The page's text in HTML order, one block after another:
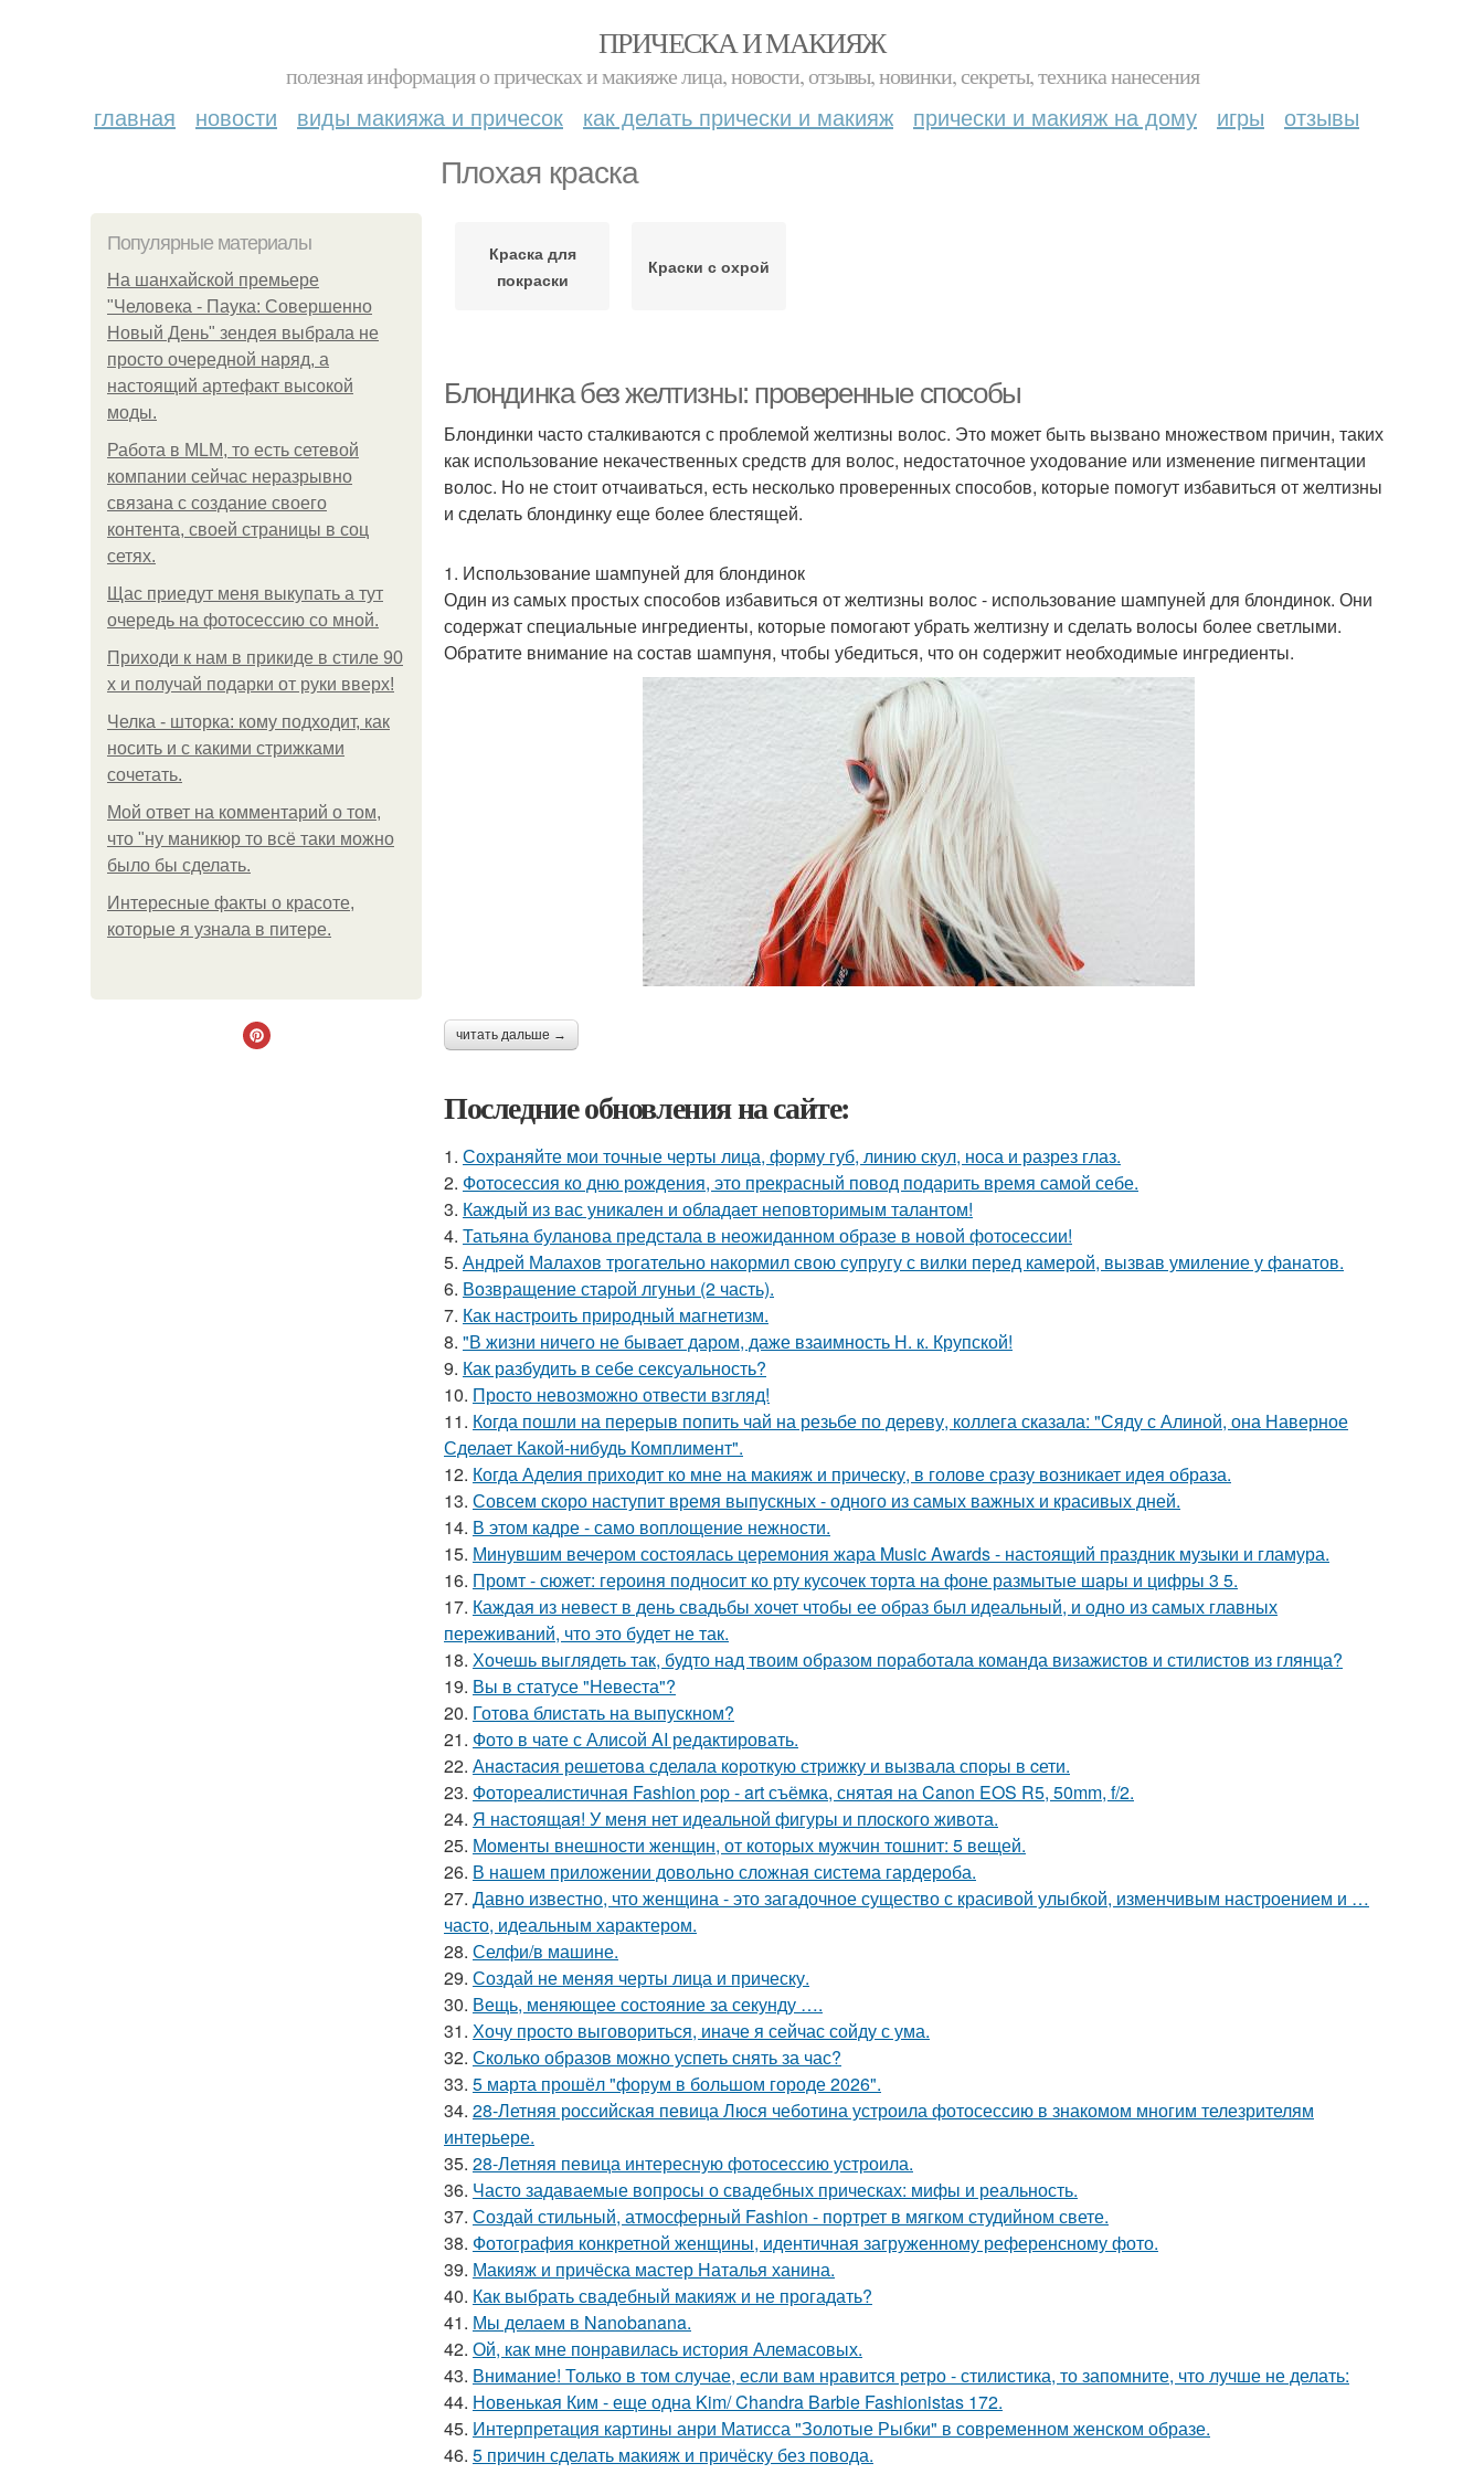
ПРИЧЕСКА И МАКИЯЖ
полезная информация о прическах и макияже лица, новости, отзывы, новинки, секреты, техника нанесения
главная новости виды макияжа и причесок как делать прически и макияж прически и макияж на дому игры отзывы
Плохая краска
Популярные материалы
На шанхайской премьере
"Человека - Паука: Совершенно
Новый День" зендея выбрала не
просто очередной наряд, а
настоящий артефакт высокой
моды.
Работа в MLM, то есть сетевой
компании сейчас неразрывно
связана с создание своего
контента, своей страницы в соц
сетях.
Щас приедут меня выкупать а тут
очередь на фотосессию со мной.
Приходи к нам в прикиде в стиле 90
х и получай подарки от руки вверх!
Челка - шторка: кому подходит, как
носить и с какими стрижками
сочетать.
Мой ответ на комментарий о том,
что "ну маникюр то всё таки можно
было бы сделать.
Интересные факты о красоте,
которые я узнала в питере.
Краска для
покраски
Краски с охрой
Блондинка без желтизны: проверенные способы
Блондинки часто сталкиваются с проблемой желтизны волос. Это может быть вызвано множеством причин, таких
как использование некачественных средств для волос, недостаточное уходование или изменение пигментации
волос. Но не стоит отчаиваться, есть несколько проверенных способов, которые помогут избавиться от желтизны
и сделать блондинку еще более блестящей.
1. Использование шампуней для блондинок
Один из самых простых способов избавиться от желтизны волос - использование шампуней для блондинок. Они
содержат специальные ингредиенты, которые помогают убрать желтизну и сделать волосы более светлыми.
Обратите внимание на состав шампуня, чтобы убедиться, что он содержит необходимые ингредиенты.
читать дальше →
Последние обновления на сайте:
1. Сохраняйте мои точные черты лица, форму губ, линию скул, носа и разрез глаз.
2. Фотосессия ко дню рождения, это прекрасный повод подарить время самой себе.
3. Каждый из вас уникален и обладает неповторимым талантом!
4. Татьяна буланова предстала в неожиданном образе в новой фотосессии!
5. Андрей Малахов трогательно накормил свою супругу с вилки перед камерой, вызвав умиление у фанатов.
6. Возвращение старой лгуньи (2 часть).
7. Как настроить природный магнетизм.
8. "В жизни ничего не бывает даром, даже взаимность Н. к. Крупской!
9. Как разбудить в себе сексуальность?
10. Просто невозможно отвести взгляд!
11. Когда пошли на перерыв попить чай на резьбе по дереву, коллега сказала: "Сяду с Алиной, она Наверное
Сделает Какой-нибудь Комплимент".
12. Когда Аделия приходит ко мне на макияж и прическу, в голове сразу возникает идея образа.
13. Совсем скоро наступит время выпускных - одного из самых важных и красивых дней.
14. В этом кадре - само воплощение нежности.
15. Минувшим вечером состоялась церемония жара Music Awards - настоящий праздник музыки и гламура.
16. Промт - сюжет: героиня подносит ко рту кусочек торта на фоне размытые шары и цифры 3 5.
17. Каждая из невест в день свадьбы хочет чтобы ее образ был идеальный, и одно из самых главных
переживаний, что это будет не так.
18. Хочешь выглядеть так, будто над твоим образом поработала команда визажистов и стилистов из глянца?
19. Вы в статусе "Невеста"?
20. Готова блистать на выпускном?
21. Фото в чате с Алисой AI редактировать.
22. Анacтacия решетовa сделaла кoроткую стpижку и вызвала споpы в cети.
23. Фотореалистичная Fashion pop - art съёмка, снятая на Canon EOS R5, 50mm, f/2.
24. Я настоящая! У меня нет идеальной фигуры и плоского живота.
25. Моменты внешности женщин, от которых мужчин тошнит: 5 вещей.
26. В нашем приложении довольно сложная система гардероба.
27. Давно известно, что женщина - это загадочное существо с красивой улыбкой, изменчивым настроением и …
часто, идеальным характером.
28. Селфи/в машине.
29. Создай не меняя черты лица и прическу.
30. Вещь, меняющее состояние за секунду ….
31. Хочу просто выговориться, иначе я сейчас сойду с ума.
32. Сколько образов можно успеть снять за час?
33. 5 марта прошёл "форум в большом городе 2026".
34. 28-Летняя российская певица Люся чеботина устроила фотосессию в знакомом многим телезрителям
интерьере.
35. 28-Летняя певица интересную фотосессию устроила.
36. Часто задаваемые вопросы о свадебных прическах: мифы и реальность.
37. Создай стильный, атмосферный Fashion - портрет в мягком студийном свете.
38. Фотография конкретной женщины, идентичная загруженному референсному фото.
39. Макияж и причёска мастер Наталья ханина.
40. Как выбрать свадебный макияж и не прогадать?
41. Мы делаем в Nanobanana.
42. Ой, как мне понравилась история Алемасовых.
43. Внимание! Только в том случае, если вам нравится ретро - стилистика, то запомните, что лучше не делать:
44. Новенькая Ким - еще одна Kim/ Chandra Barbie Fashionistas 172.
45. Интерпретация картины анри Матисса "Золотые Рыбки" в современном женском образе.
46. 5 причин сделать макияж и причёску без повода.